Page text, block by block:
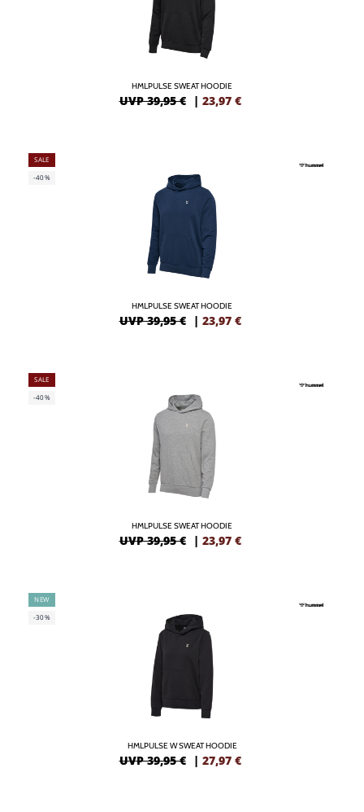
HMLPULSE SWEAT HOODIE
UVP 39,95 € | 23,97 €
SALE
-40%
HMLPULSE SWEAT HOODIE
UVP 39,95 € | 23,97 €
SALE
-40%
HMLPULSE SWEAT HOODIE
UVP 39,95 € | 23,97 €
NEW
-30%
HMLPULSE W SWEAT HOODIE
UVP 39,95 € | 27,97 €